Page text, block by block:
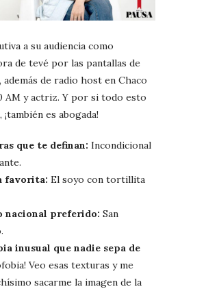
a su audiencia como
de tevé por las pantallas de
de radio host en Chaco
AM y actriz. Y por si todo esto
es abogada!
que te definan: Incondicional
favorita: El soyo con tortillita
nacional preferido: San
inusual que nadie sepa de
Veo esas texturas y me
sacarme la imagen de la